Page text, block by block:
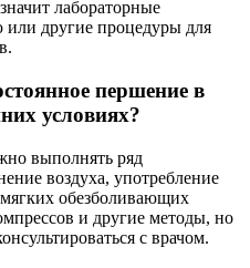
лабораторные
или другие процедуры для
першение в
условиях?
выполнять ряд
воздуха, употребление
обезболивающих
и другие методы, но
с врачом.